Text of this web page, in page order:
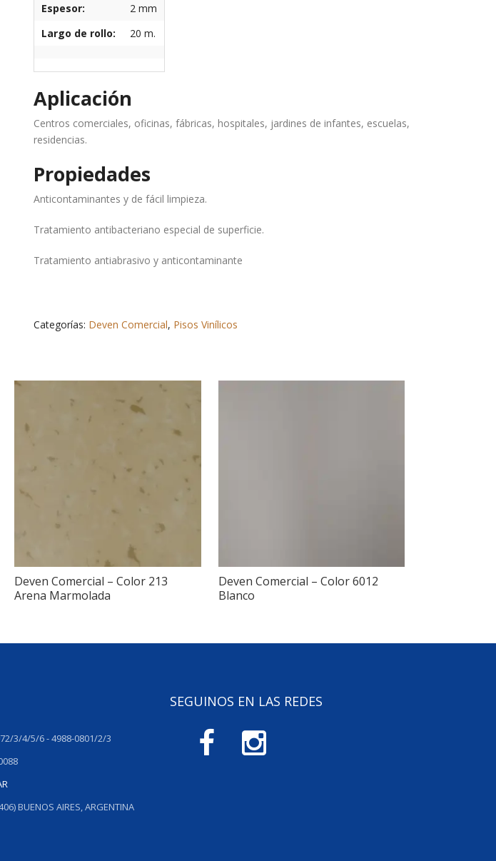
Espesor:
2 mm
Largo de rollo:
20 m.
Aplicación
Centros comerciales, oficinas, fábricas, hospitales, jardines de infantes, escuelas,
residencias.
Propiedades
Anticontaminantes y de fácil limpieza.
Tratamiento antibacteriano especial de superficie.
Tratamiento antiabrasivo y anticontaminante
Categorías: Deven Comercial, Pisos Vinílicos
Deven Comercial – Color 213
Arena Marmolada
Deven Comercial – Color 6012
Blanco
3/4/5/6 - 4988-0801/2/3
BUENOS AIRES, ARGENTINA
SEGUINOS EN LAS REDES